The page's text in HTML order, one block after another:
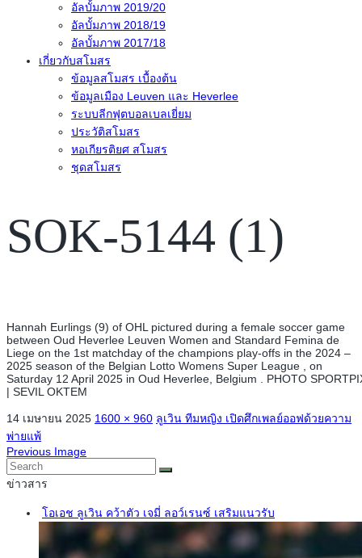
อัลบั้มภาพ 2019/20
อัลบั้มภาพ 2018/19
อัลบั้มภาพ 2017/18
เกี่ยวกับสโมสร
ข้อมูลสโมสร เบื้องต้น
ข้อมูลเมือง Leuven และ Heverlee
ระบบลีกฟุตบอลเบลเยี่ยม
ประวัติสโมสร
หอเกียรติยศ สโมสร
ชุดสโมสร
SOK-5144 (1)
Hannah Eurlings (9) of OHL pictured during a female soccer game
between Oud Heverlee Leuven Women and Standard Femina de
Liege on the 1st matchday of the champions play-offs in the 2024 –
2025 season of the Belgian Lotto Womens Super League , on
Saturday 12 April 2025 in Oud Heverlee, Belgium . PHOTO
| SEVIL OKTEM
14 เมษายน 2025 1600 × 960 ลูเวิน ทีมหญิง เปิดศึกเพลย์ออฟด้วยความ
พ่ายแพ้
Previous Image
ข่าวสาร
โอเอช ลูเวิน คว้าตัว เจมี่ ลอว์เรนซ์ เสริมแนวรับ